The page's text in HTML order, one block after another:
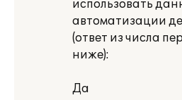
использовать
автоматизации
(ответ из числа
ниже):
Да